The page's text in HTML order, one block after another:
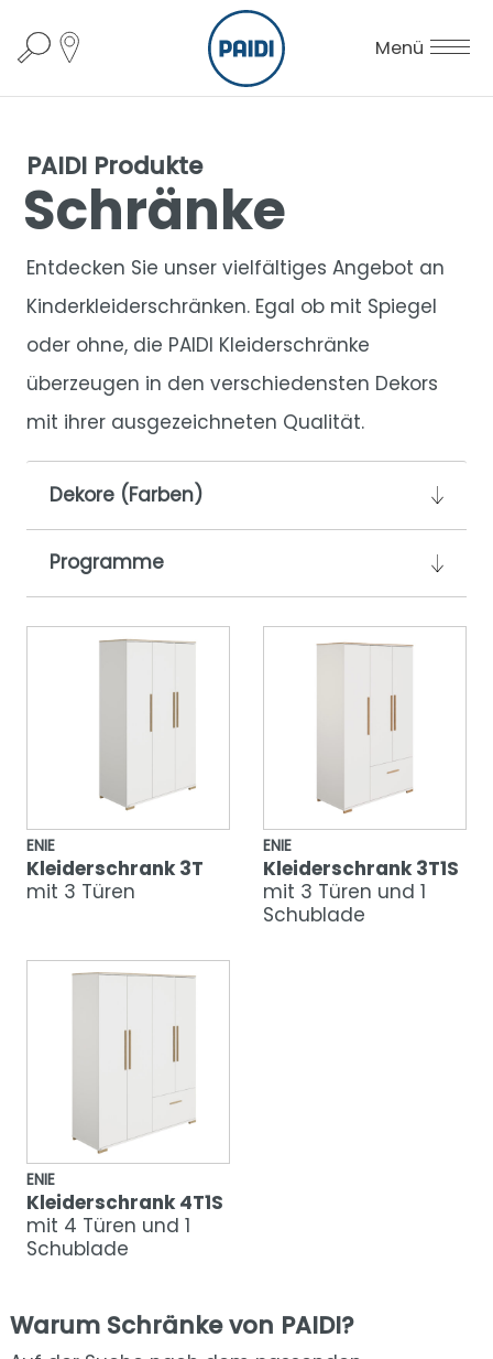
Menü
PAIDI Produkte
Schränke
Entdecken Sie unser vielfältiges Angebot an
Kinderkleiderschränken. Egal ob mit Spiegel
oder ohne, die PAIDI Kleiderschränke
überzeugen in den verschiedensten Dekors
mit ihrer ausgezeichneten Qualität.
Dekore (Farben)
Programme
ENIE
Kleiderschrank 3T
mit 3 Türen
ENIE
Kleiderschrank 3T1S
mit 3 Türen und 1
Schublade
ENIE
Kleiderschrank 4T1S
mit 4 Türen und 1
Schublade
Warum Schränke von PAIDI?